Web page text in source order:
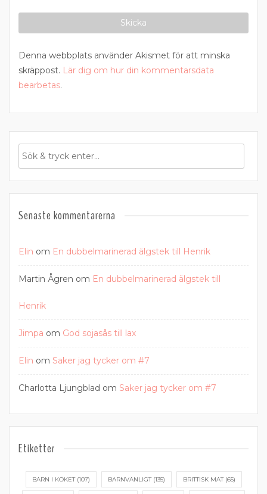
Denna webbplats använder Akismet för att minska
skräppost. Lär dig om hur din kommentarsdata
bearbetas.
Senaste kommentarerna
Elin om En dubbelmarinerad älgstek till Henrik
Martin Ågren om En dubbelmarinerad älgstek till
Henrik
Jimpa om God sojasås till lax
Elin om Saker jag tycker om #7
Charlotta Ljungblad om Saker jag tycker om #7
Etiketter
BARN I KÖKET(107) BARNVÄNLIGT(135) BRITTISK MAT(65)